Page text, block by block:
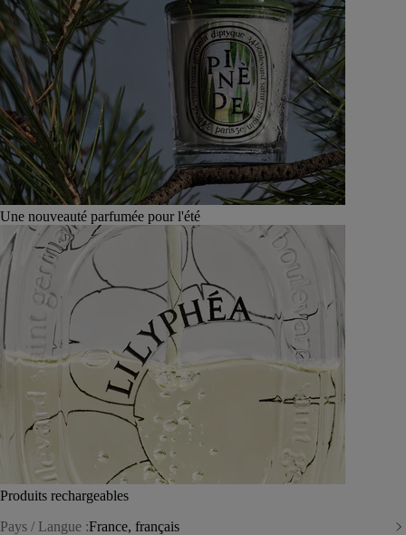
Une nouveauté parfumée pour l'été
Produits rechargeables
Pays / Langue :France, français